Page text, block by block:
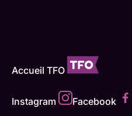
Accueil TFO
Instagram Facebook